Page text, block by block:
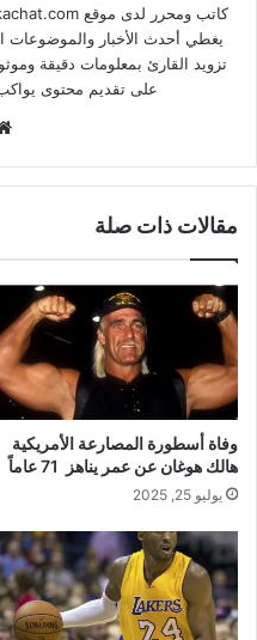
يغطي أحدث الأخبار والموضوعات
تزويد القارئ بمعلومات دقيقة
على تقديم محتوى
مقالات ذات صلة
وفاة أسطورة المصارعة الأمريكية
هالك هوغان عن عمر يناهز 71 عاماً
يوليو 25, 2025